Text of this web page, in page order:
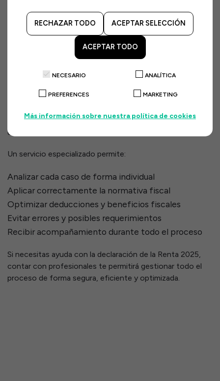
Último día para presentar la declaración por cualquier vía:
Online
Contar con asesoramiento profesional puede marcar la
diferencia en el resultado de tu declaración.
Un servicio especializado permite:
Analizar cada caso de forma individual
Aplicar correctamente la normativa fiscal
Optimizar deducciones y beneficios fiscales
Evitar errores y posibles requerimientos
Recibir acompañamiento durante todo el proceso
Si necesitas ayuda con la declaración de la Renta 2025,
contar con profesionales te permitirá gestionar todo el
proceso de forma segura, eficiente y optimizada.
RECHAZAR TODO ACEPTAR SELECCIÓN
ACEPTAR TODO
NECESARIO ANALÍTICA
PREFERENCES MARKETING
Más información sobre nuestra política de cookies